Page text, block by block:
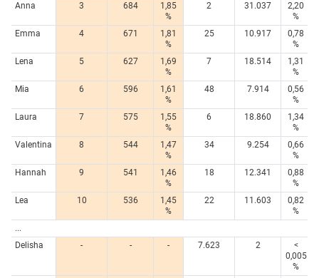
Anna
3 684
1,85
%
2 31.037
2,20
%
Emma
4 671
1,81
%
25 10.917
0,78
%
Lena
5 627
1,69
%
7 18.514
1,31
%
Mia
6 596
1,61
%
48 7.914
0,56
%
Laura
7 575
1,55
%
6 18.860
1,34
%
Valentina
8 544
1,47
%
34 9.254
0,66
%
Hannah
9 541
1,46
%
18 12.341
0,88
%
Lea
10 536
1,45
%
22 11.603
0,82
%
...
Delisha
- - - 7.623 2
<
0,005
%